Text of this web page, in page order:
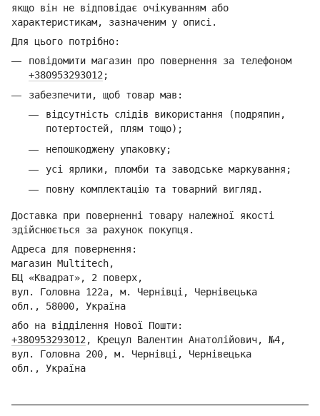
якщо він не відповідає очікуванням або
характеристикам, зазначеним у описі.
Для цього потрібно:
повідомити магазин про повернення за телефоном
+380953293012 ;
забезпечити, щоб товар мав:
відсутність слідів використання (подряпин,
потертостей, плям тощо);
непошкоджену упаковку;
усі ярлики, пломби та заводське маркування;
повну комплектацію та товарний вигляд.
Доставка при поверненні товару належної якості
здійснюється за рахунок покупця.
Адреса для повернення:
магазин Multitech,
БЦ «Квадрат», 2 поверх,
вул. Головна 122а, м. Чернівці, Чернівецька
обл., 58000, Україна
або на відділення Нової Пошти:
+380953293012 , Крецул Валентин Анатолійович, №4,
вул. Головна 200, м. Чернівці, Чернівецька
обл., Україна